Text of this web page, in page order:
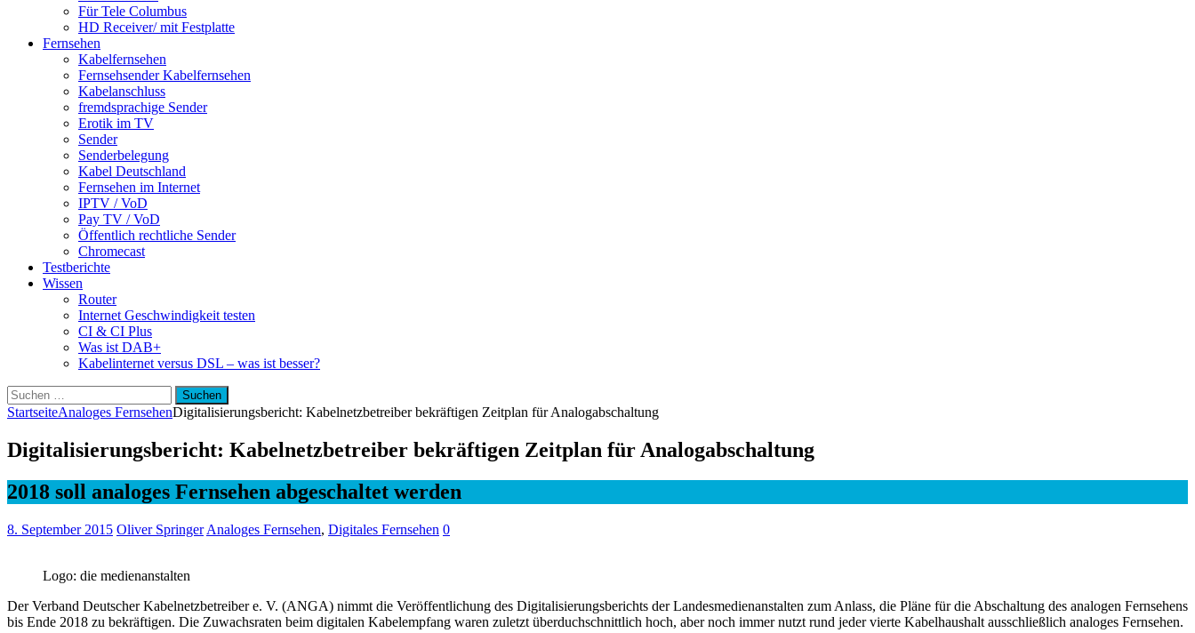
Für Tele Columbus
HD Receiver/ mit Festplatte
Fernsehen
Kabelfernsehen
Fernsehsender Kabelfernsehen
Kabelanschluss
fremdsprachige Sender
Erotik im TV
Sender
Senderbelegung
Kabel Deutschland
Fernsehen im Internet
IPTV / VoD
Pay TV / VoD
Öffentlich rechtliche Sender
Chromecast
Testberichte
Wissen
Router
Internet Geschwindigkeit testen
CI & CI Plus
Was ist DAB+
Kabelinternet versus DSL – was ist besser?
Suchen
nach:
StartseiteAnaloges FernsehenDigitalisierungsbericht: Kabelnetzbetreiber bekräftigen Zeitplan für Analogabschaltung
Digitalisierungsbericht: Kabelnetzbetreiber bekräftigen Zeitplan für Analogabschaltung
2018 soll analoges Fernsehen abgeschaltet werden
8. September 2015 Oliver Springer Analoges Fernsehen, Digitales Fernsehen 0
Logo: die medienanstalten
Der Verband Deutscher Kabelnetzbetreiber e. V. (ANGA) nimmt die Veröffentlichung des Digitalisierungsberichts der Landesmedienanstalten zum Anlass, die Pläne für die Abschaltung des analogen Fernsehens
bis Ende 2018 zu bekräftigen. Die Zuwachsraten beim digitalen Kabelempfang waren zuletzt überduchschnittlich hoch, aber noch immer nutzt rund jeder vierte Kabelhaushalt ausschließlich analoges Fernsehen.